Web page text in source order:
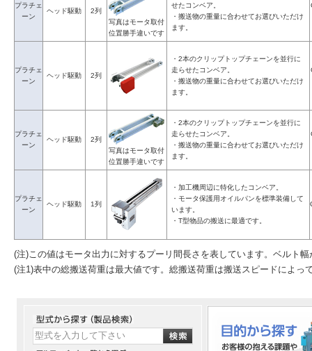
プラチェ
ーン
ヘッド駆動
2列
写真はモータ取付
位置勝手違いです
せたコンベア。
・搬送物の重量に合わせてお選びいただけ
ます。
プラチェ
ーン
ヘッド駆動 2列
・2本のクリップトップチェーンを並行に
走らせたコンベア。
・搬送物の重量に合わせてお選びいただけ
ます。
プラチェ
ーン
ヘッド駆動
2列
写真はモータ取付
位置勝手違いです
・2本のクリップトップチェーンを並行に
走らせたコンベア。
・搬送物の重量に合わせてお選びいただけ
ます。
プラチェ
ーン
ヘッド駆動 1列
・加工機周辺に特化したコンベア。
・モータ保護用オイルパンを標準装備して
います。
・T型物品の搬送に最適です。
(注)この値はモータ出力に対するプーリ間長さを表しています。ベルト
(注1)表中の総搬送荷重は最大値です。総搬送荷重は搬送スピードによっ